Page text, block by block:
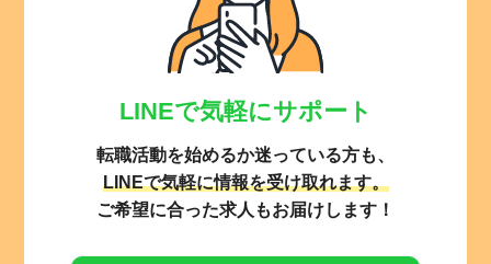
LINEで気軽にサポート
転職活動を始めるか迷っている方も、
LINEで気軽に情報を受け取れます。
ご希望に合った求人もお届けします！